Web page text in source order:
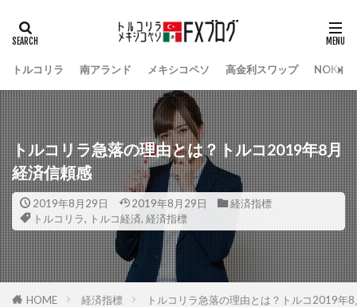
トルコリラ 南アランド メキシコペソ 高金利スワップ NOK/
トルコリラ急落の理由とは？トルコ2019年8月
経済信頼感
2019年8月29日 2019年8月29日
経済指標
トルコリラ, トルコ経済, 経済指標
HOME 経済指標 トルコリラ急落の理由とは？トルコ2019年